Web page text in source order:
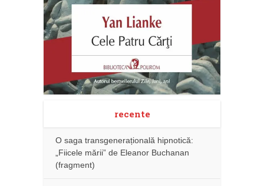
recente
O saga transgenerațională hipnotică:
„Fiicele mării” de Eleanor Buchanan
(fragment)